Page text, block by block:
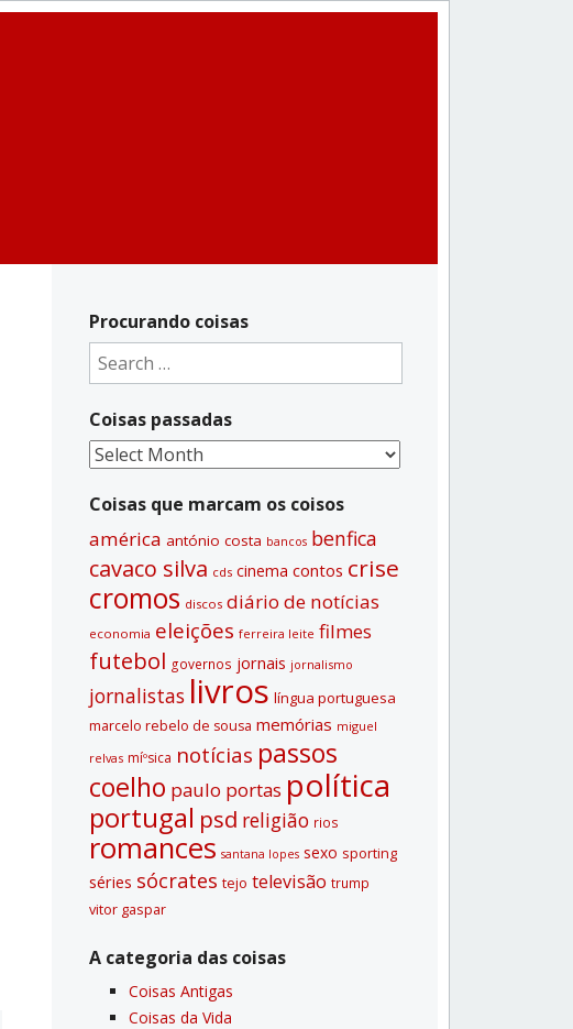
Procurando coisas
Search
for:
Coisas passadas
Coisas
Coisas que marcam os coisos
américa antónio costa bancos benfica
cavaco silva cds cinema contos crise
cromos discos diário de notí­cias
economia eleições ferreira leite filmes
futebol governos jornais jornalismo
jornalistas livros lí­ngua portuguesa
marcelo rebelo de sousa memórias miguel
relvas míºsica notí­cias passos
coelho paulo portas polí­tica
portugal psd religião rios
romances santana lopes sexo sporting
séries sócrates tejo televisão trump
vitor gaspar
A categoria das coisas
Coisas Antigas
Coisas da Vida